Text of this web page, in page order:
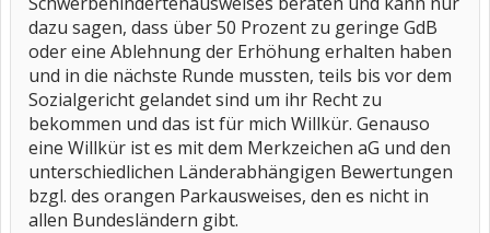
dazu sagen, dass über 50 Prozent zu geringe GdB
oder eine Ablehnung der Erhöhung erhalten haben
und in die nächste Runde mussten, teils bis vor dem
Sozialgericht gelandet sind um ihr Recht zu
bekommen und das ist für mich Willkür. Genauso
eine Willkür ist es mit dem Merkzeichen aG und den
unterschiedlichen Länderabhängigen Bewertungen
bzgl. des orangen Parkausweises, den es nicht in
allen Bundesländern gibt.